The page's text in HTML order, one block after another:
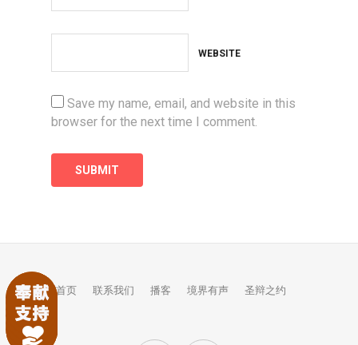
WEBSITE
Save my name, email, and website in this
browser for the next time I comment.
首页 联系我们 播客 境界有声 圣辩之约